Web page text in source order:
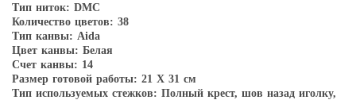
Тип ниток: DMC
Количество цветов: 38
Тип канвы: Aida
Цвет канвы: Белая
Счет канвы: 14
Размер готовой работы: 21 Х 31 см
Тип используемых стежков: Полный крест, шов назад иголку,